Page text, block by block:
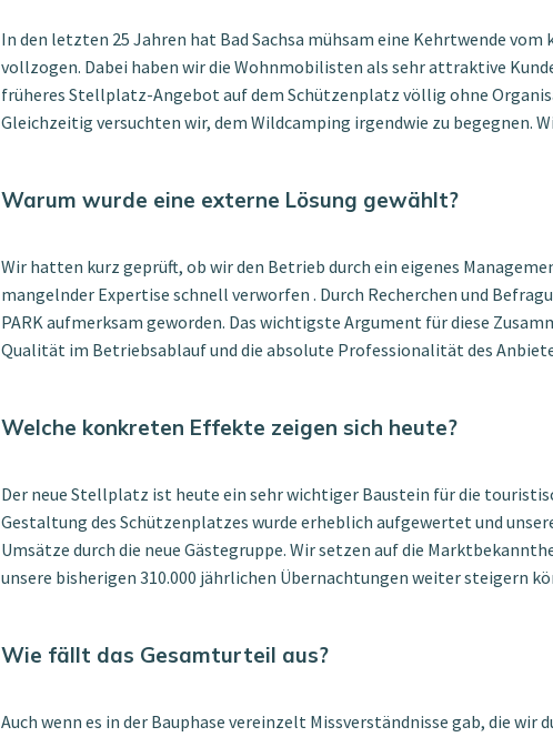
In den letzten 25 Jahren hat Bad Sachsa mühsam eine Kehrtwende
vollzogen. Dabei haben wir die Wohnmobilisten als sehr attraktive
früheres Stellplatz-Angebot auf dem Schützenplatz völlig ohne
Gleichzeitig versuchten wir, dem Wildcamping irgendwie zu begegnen.
Warum wurde eine externe Lösung gewählt?
Wir hatten kurz geprüft, ob wir den Betrieb durch ein eigenes
mangelnder Expertise schnell verworfen . Durch Recherchen und
PARK aufmerksam geworden. Das wichtigste Argument für diese
Qualität im Betriebsablauf und die absolute Professionalität des
Welche konkreten Effekte zeigen sich heute?
Der neue Stellplatz ist heute ein sehr wichtiger Baustein für die
Gestaltung des Schützenplatzes wurde erheblich aufgewertet und
Umsätze durch die neue Gästegruppe. Wir setzen auf die
unsere bisherigen 310.000 jährlichen Übernachtungen weiter steigern
Wie fällt das Gesamturteil aus?
Auch wenn es in der Bauphase vereinzelt Missverständnisse gab, die